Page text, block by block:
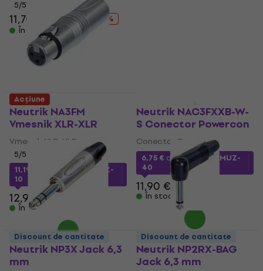
5/5
11,70 € 14,90 €
- 21 %
În stoc
Neutrik NA3FM
Vmesnik XLR-XLR
Vmesnik XLR-XLR
5/5
11,19 €
cu codulMUZMUZ-
10
12,90 €
În stoc
Neutrik NAC3FXXB-W-
S Conector Powercon
Conector Powercon
6,75 € cu codulMUZMUZ-
40
11,90 €
În stoc
Acțiune
Neutrik NP3X Jack 6,3
mm
Neutrik NP2RX-BAG
Jack 6,3 mm
Discount de cantitate Discount de cantitate